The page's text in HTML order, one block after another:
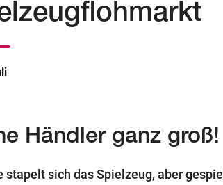
Händler ganz groß!
stapelt sich das Spielzeug, aber